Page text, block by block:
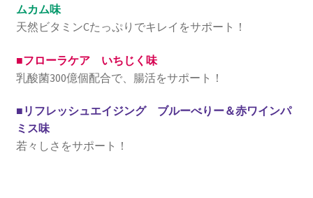
ムカム味
天然ビタミンCたっぷりでキレイをサポート！
■フローラケア いちじく味
乳酸菌300億個配合で、腸活をサポート！
■リフレッシュエイジング ブルーべりー＆赤ワインパ
ミス味
若々しさをサポート！